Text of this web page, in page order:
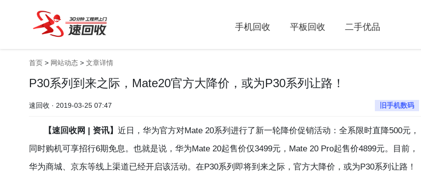
手机回收 平板回收 二手优品
首页 > 网站动态 > 文章详情
P30系列到来之际，Mate20官方大降价，或为P30系列让路！
速回收 · 2019-03-25 07:47 旧手机数码
【速回收网 | 资讯】 近日，华为官方对Mate 20系列进行了新一轮降价促销活动：全系限时直降500元，
同时购机可享招行6期免息。也就是说，华为Mate 20起售价仅3499元，Mate 20 Pro起售价4899元。目前，
华为商城、京东等线上渠道已经开启该活动。在P30系列即将到来之际，官方大降价，或为P30系列让路！